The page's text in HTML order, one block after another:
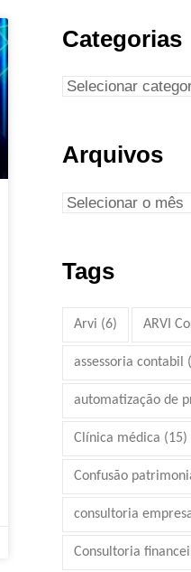
Categorias
Arquivos
Tags
Arvi (6) ARVI
assessoria contabil
automatização de
Clínica médica (15)
Confusão
consultoria
Consultoria